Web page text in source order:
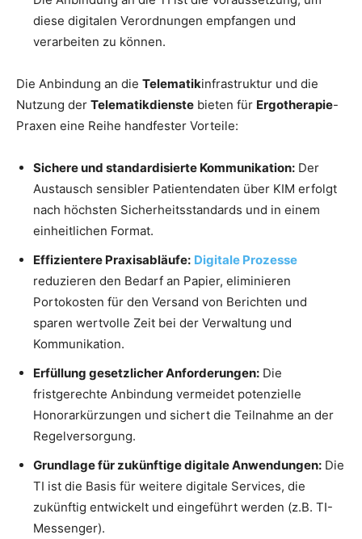
diese digitalen Verordnungen empfangen und
verarbeiten zu können.
Die Anbindung an die Telematikinfrastruktur und die
Nutzung der Telematikdienste bieten für Ergotherapie-
Praxen eine Reihe handfester Vorteile:
Sichere und standardisierte Kommunikation: Der
Austausch sensibler Patientendaten über KIM erfolgt
nach höchsten Sicherheitsstandards und in einem
einheitlichen Format.
Effizientere Praxisabläufe: Digitale Prozesse
reduzieren den Bedarf an Papier, eliminieren
Portokosten für den Versand von Berichten und
sparen wertvolle Zeit bei der Verwaltung und
Kommunikation.
Erfüllung gesetzlicher Anforderungen: Die
fristgerechte Anbindung vermeidet potenzielle
Honorarkürzungen und sichert die Teilnahme an der
Regelversorgung.
Grundlage für zukünftige digitale Anwendungen: Die
TI ist die Basis für weitere digitale Services, die
zukünftig entwickelt und eingeführt werden (z.B. TI-
Messenger).